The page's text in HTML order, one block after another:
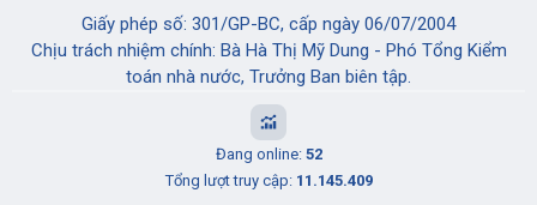
Giấy phép số: 301/GP-BC, cấp ngày 06/07/2004
Chịu trách nhiệm chính: Bà Hà Thị Mỹ Dung - Phó Tổng Kiểm
toán nhà nước, Trưởng Ban biên tập.
Đang online: 52
Tổng lượt truy cập: 11.145.409